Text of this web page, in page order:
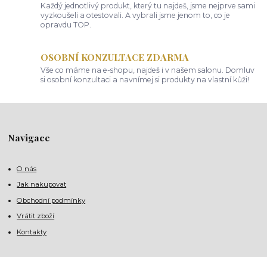
Každý jednotlivý produkt, který tu najdeš, jsme nejprve sami
vyzkoušeli a otestovali. A vybrali jsme jenom to, co je
opravdu TOP.
OSOBNÍ KONZULTACE ZDARMA
Vše co máme na e-shopu, najdeš i v našem salonu. Domluv
si osobní konzultaci a navnímej si produkty na vlastní kůži!
Navigace
O nás
Jak nakupovat
Obchodní podmínky
Vrátit zboží
Kontakty